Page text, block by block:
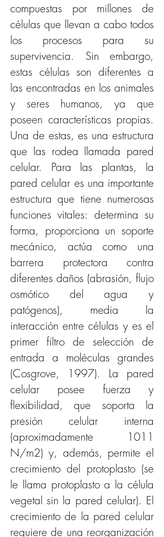
compuestas por millones de
células que llevan a cabo todos
los procesos para su
supervivencia. Sin embargo,
estas células son diferentes a
las encontradas en los animales
y seres humanos, ya que
poseen características propias.
Una de estas, es una estructura
que las rodea llamada pared
celular. Para las plantas, la
pared celular es una importante
estructura que tiene numerosas
funciones vitales: determina su
forma, proporciona un soporte
mecánico, actúa como una
barrera protectora contra
diferentes daños (abrasión, flujo
osmótico del agua y
patógenos), media la
interacción entre células y es el
primer filtro de selección de
entrada a moléculas grandes
(Cosgrove, 1997). La pared
celular posee fuerza y
flexibilidad, que soporta la
presión celular interna
(aproximadamente 1011
N/m2) y, además, permite el
crecimiento del protoplasto (se
le llama protoplasto a la célula
vegetal sin la pared celular). El
crecimiento de la pared celular
requiere de una reorganización